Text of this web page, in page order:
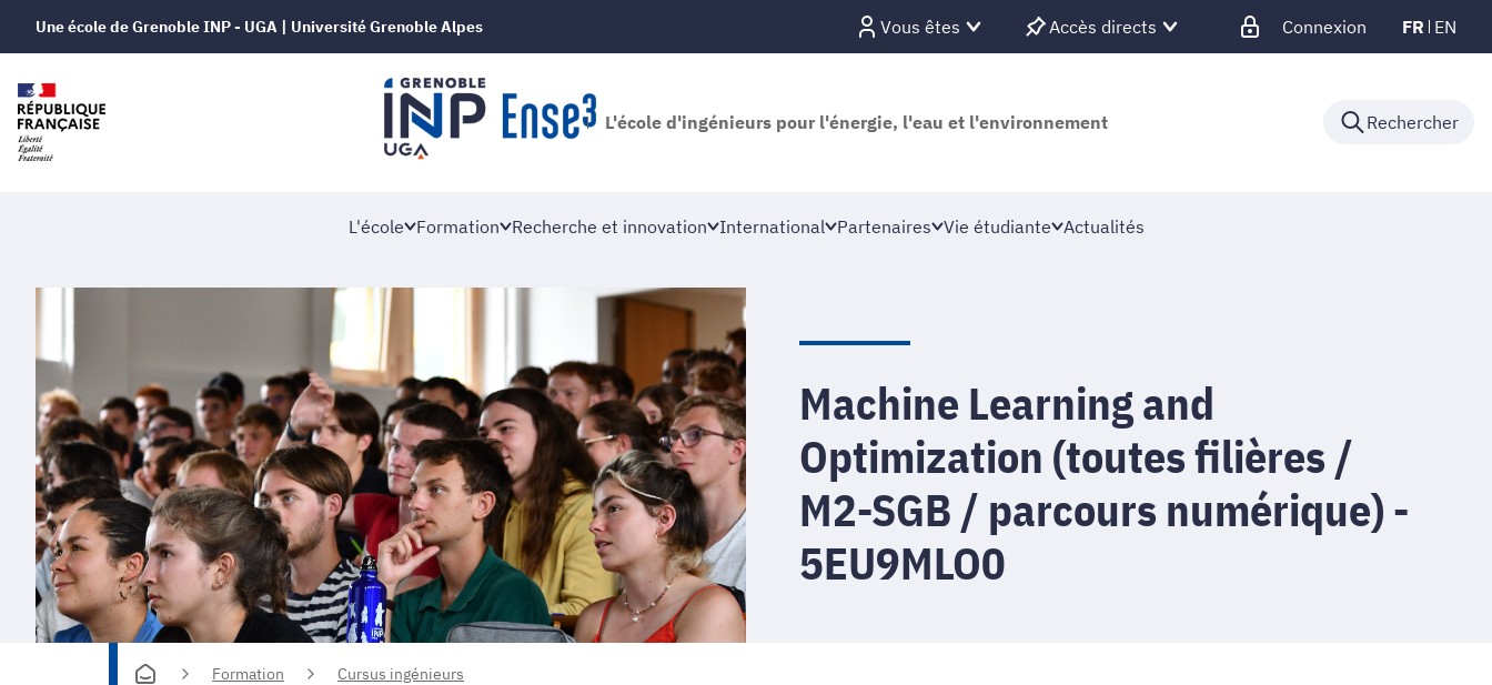
Une école de Grenoble INP - UGA | Université Grenoble Alpes Vous êtes Accès directs Connexion FR EN
L'école d'ingénieurs pour l'énergie, l'eau et l'environnement Rechercher
L'école Formation Recherche et innovation International Partenaires Vie étudiante Actualités
Machine Learning and
Optimization (toutes filières /
M2-SGB / parcours numérique) -
5EU9MLO0
Formation Cursus ingénieurs